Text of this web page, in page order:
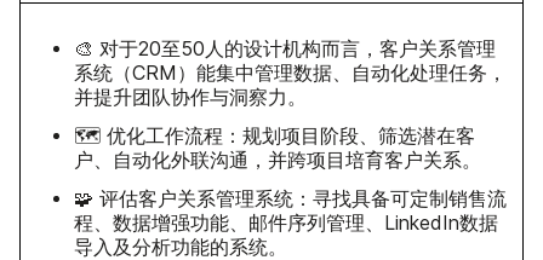
🎨 对于20至50人的设计机构而言，客户关系管理
系统（CRM）能集中管理数据、自动化处理任务，
并提升团队协作与洞察力。
🗺️ 优化工作流程：规划项目阶段、筛选潜在客
户、自动化外联沟通，并跨项目培育客户关系。
🧩 评估客户关系管理系统：寻找具备可定制销售流
程、数据增强功能、邮件序列管理、LinkedIn数据
导入及分析功能的系统。